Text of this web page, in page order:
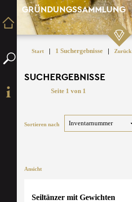
GRÜNDUNGSSAMMLUNG
Start | 1 Suchergebnisse | Zurück
SUCHERGEBNISSE
Seite 1 von 1
Sortieren nach
Ansicht
Seiltänzer mit Gewichten